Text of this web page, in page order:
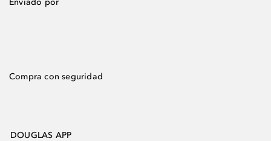
Enviado por
Compra con seguridad
DOUGLAS APP